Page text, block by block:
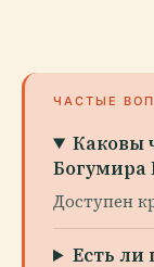
ЧАСТЫЕ
Каковы
Доступен
Есть ли